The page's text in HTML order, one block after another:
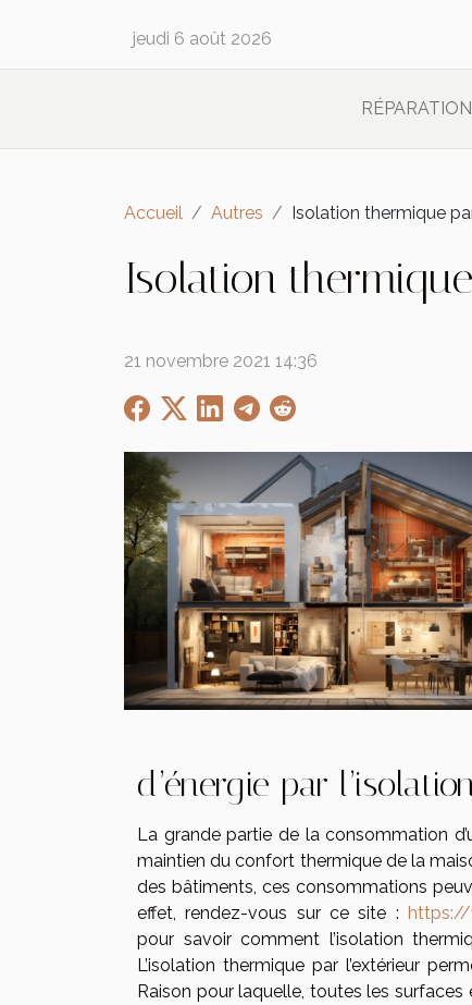
jeudi 6 août 2026
Accueil Autres Isolation thermique
Isolation
21 novembre 2021 14:36
d’énergie par
La grande partie de la consommation
maintien du confort thermique de la
des bâtiments, ces consommations
effet, rendez-vous sur ce site : https://
pour savoir comment l’isolation
L’isolation thermique par l’extérieur
Raison pour laquelle, toutes les